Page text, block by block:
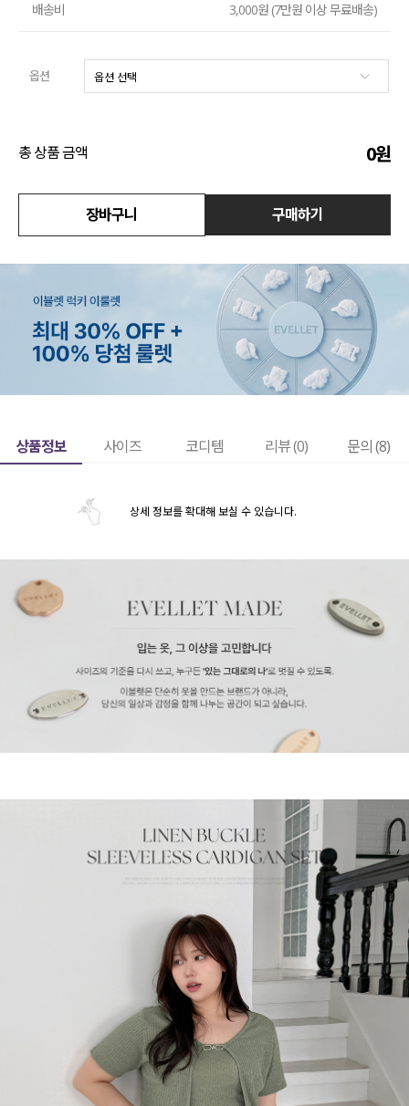
코디템
배송비 3,000원 (7만원 이상 무료배송)
옵션
총 상품 금액 0원
장바구니 구매하기
상품정보 사이즈 코디템 리뷰 (0) 문의 (8)
상세 정보를 확대해 보실 수 있습니다.